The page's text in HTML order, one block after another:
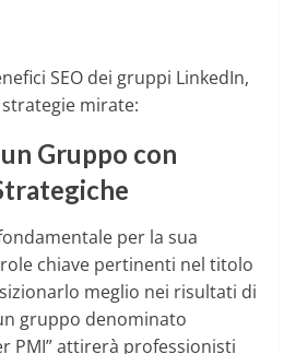
SEO dei gruppi LinkedIn,
mirate:
Gruppo con
per la sua
chiave pertinenti nel titolo
meglio nei risultati di
gruppo denominato
PMI” attirerà professionisti